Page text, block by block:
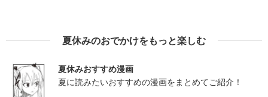
夏休みのおでかけをもっと楽しむ
夏休みおすすめ漫画
夏に読みたいおすすめの漫画をまとめてご紹介！